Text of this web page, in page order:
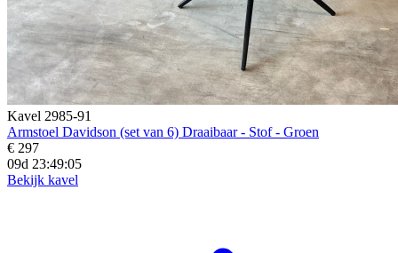
Kavel 2985-91
Armstoel Davidson (set van 6) Draaibaar - Stof - Groen
€ 297
09d 23:49:04
Bekijk kavel